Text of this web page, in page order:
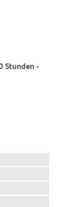
Stunden -